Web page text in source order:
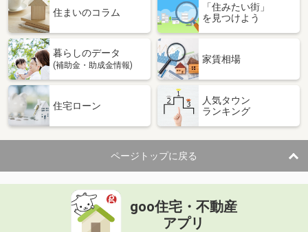
住まいのコラム
「住みたい街」
を見つけよう
暮らしのデータ
(補助金・助成金情報)
家賃相場
住宅ローン
人気タウン
ランキング
ページトップに戻る
goo住宅・不動産
アプリ